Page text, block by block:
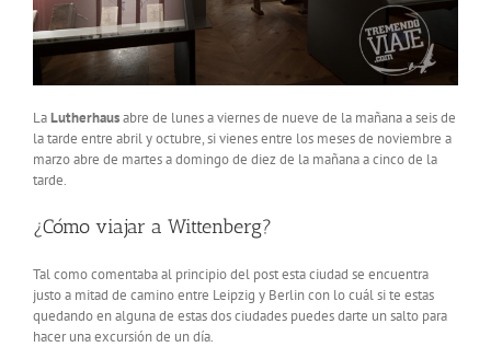
LaLutherhausabre de lunes a viernes de nueve de la mañana a seis de
la tarde entre abril y octubre, si vienes entre los meses de noviembre a
marzo abre de martes a domingo de diez de la mañana a cinco de la
tarde.
¿Cómo viajar a Wittenberg?
Tal como comentaba al principio del post esta ciudad se encuentra
justo a mitad de camino entre Leipzig y Berlin con lo cuál si te estas
quedando en alguna de estas dos ciudades puedes darte un salto para
hacer una excursión de un día.